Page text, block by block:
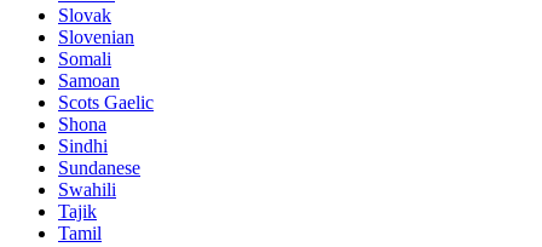
Slovak
Slovenian
Somali
Samoan
Scots Gaelic
Shona
Sindhi
Sundanese
Swahili
Tajik
Tamil